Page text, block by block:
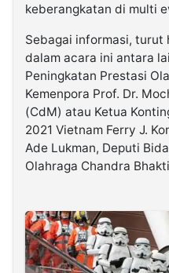
keberangkatan di multi
Sebagai informasi, turut
dalam acara ini antara
Peningkatan Prestasi
Kemenpora Prof. Dr.
(CdM) atau Ketua
2021 Vietnam Ferry J.
Ade Lukman, Deputi
Olahraga Chandra Bhakti